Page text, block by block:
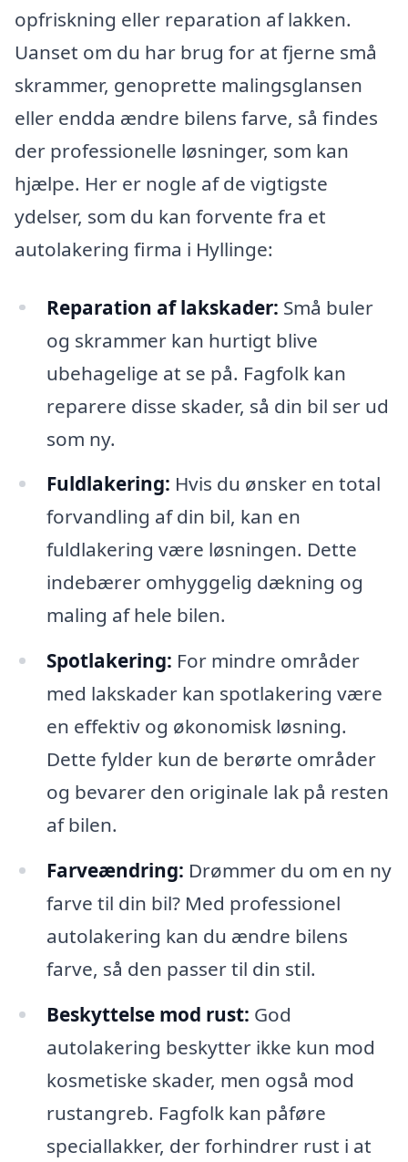
opfriskning eller reparation af lakken.
Uanset om du har brug for at fjerne små
skrammer, genoprette malingsglansen
eller endda ændre bilens farve, så findes
der professionelle løsninger, som kan
hjælpe. Her er nogle af de vigtigste
ydelser, som du kan forvente fra et
autolakering firma i Hyllinge:
Reparation af lakskader: Små buler
og skrammer kan hurtigt blive
ubehagelige at se på. Fagfolk kan
reparere disse skader, så din bil ser ud
som ny.
Fuldlakering: Hvis du ønsker en total
forvandling af din bil, kan en
fuldlakering være løsningen. Dette
indebærer omhyggelig dækning og
maling af hele bilen.
Spotlakering: For mindre områder
med lakskader kan spotlakering være
en effektiv og økonomisk løsning.
Dette fylder kun de berørte områder
og bevarer den originale lak på resten
af bilen.
Farveændring: Drømmer du om en ny
farve til din bil? Med professionel
autolakering kan du ændre bilens
farve, så den passer til din stil.
Beskyttelse mod rust: God
autolakering beskytter ikke kun mod
kosmetiske skader, men også mod
rustangreb. Fagfolk kan påføre
speciallakker, der forhindrer rust i at